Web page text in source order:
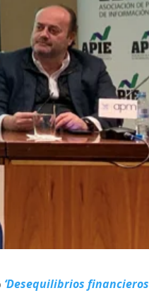
‘Desequilibrios financieros